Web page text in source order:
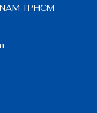
TPHCM